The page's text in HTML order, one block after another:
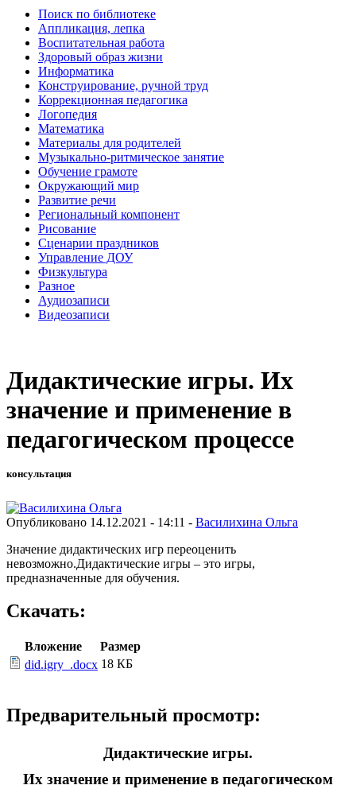
Поиск по библиотеке
Аппликация, лепка
Воспитательная работа
Здоровый образ жизни
Информатика
Конструирование, ручной труд
Коррекционная педагогика
Логопедия
Математика
Материалы для родителей
Музыкально-ритмическое занятие
Обучение грамоте
Окружающий мир
Развитие речи
Региональный компонент
Рисование
Сценарии праздников
Управление ДОУ
Физкультура
Разное
Аудиозаписи
Видеозаписи
Дидактические игры. Их
значение и применение в
педагогическом процессе
консультация
Опубликовано 14.12.2021 - 14:11 - Василихина Ольга
Значение дидактических игр переоценить
невозможно.Дидактические игры – это игры,
предназначенные для обучения.
Скачать:
Вложение
Размер
did.igry_.docx 18 КБ
Предварительный просмотр:
Дидактические игры.
Их значение и применение в педагогическом